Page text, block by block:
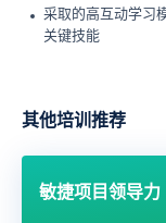
采取的高互动学习
关键技能
其他培训推荐
敏捷项目领导力